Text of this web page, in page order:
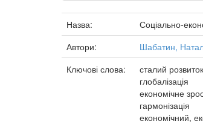
Назва:
Соціально-
Автори:
Шабатин,
Ключові слова:
сталий розвиток
глобалізація
економічне
гармонізація
економічний,